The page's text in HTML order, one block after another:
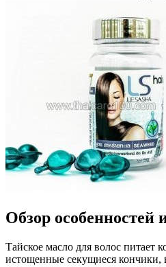
Обзор особенностей
Тайское масло для волос питает
истощенные секущиеся кончики,